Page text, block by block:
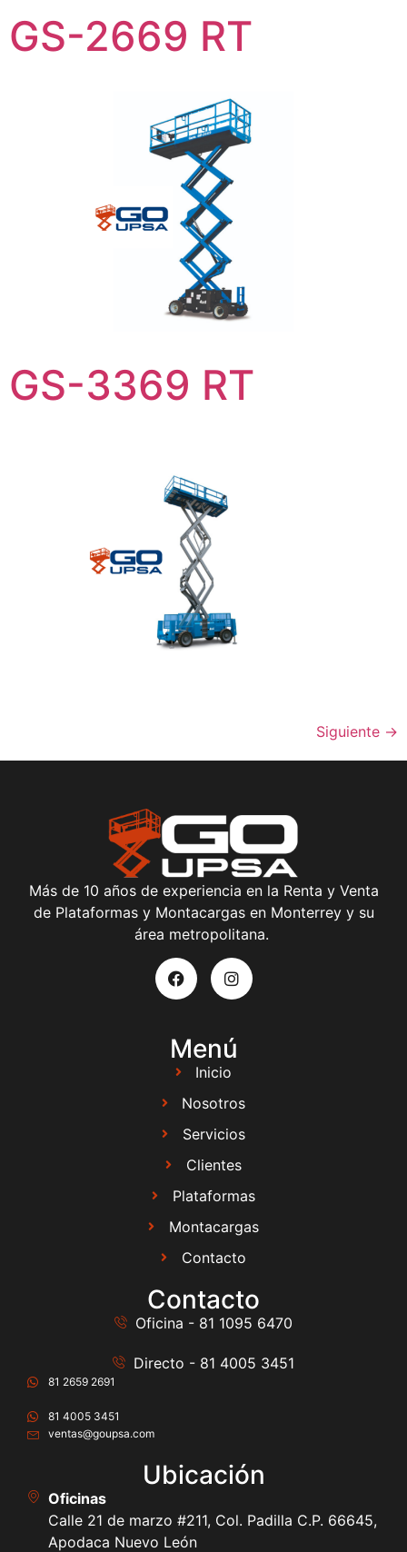
GS-2669 RT
GS-3369 RT
Siguiente →
Más de 10 años de experiencia en la Renta y Venta
de Plataformas y Montacargas en Monterrey y su
área metropolitana.
Menú
Inicio
Nosotros
Servicios
Clientes
Plataformas
Montacargas
Contacto
Contacto
Oficina - 81 1095 6470
Directo - 81 4005 3451
81 2659 2691
81 4005 3451
ventas@goupsa.com
Ubicación
Oficinas
Calle 21 de marzo #211, Col. Padilla C.P. 66645,
Apodaca Nuevo León